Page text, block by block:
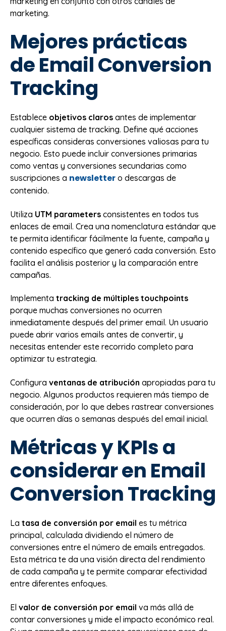
marketing.
Mejores prácticas
de Email Conversion
Tracking
Establece objetivos claros antes de implementar
cualquier sistema de tracking. Define qué acciones
específicas consideras conversiones valiosas para tu
negocio. Esto puede incluir conversiones primarias
como ventas y conversiones secundarias como
suscripciones a newsletter o descargas de
contenido.
Utiliza UTM parameters consistentes en todos tus
enlaces de email. Crea una nomenclatura estándar que
te permita identificar fácilmente la fuente, campaña y
contenido específico que generó cada conversión. Esto
facilita el análisis posterior y la comparación entre
campañas.
Implementa tracking de múltiples touchpoints
porque muchas conversiones no ocurren
inmediatamente después del primer email. Un usuario
puede abrir varios emails antes de convertir, y
necesitas entender este recorrido completo para
optimizar tu estrategia.
Configura ventanas de atribución apropiadas para tu
negocio. Algunos productos requieren más tiempo de
consideración, por lo que debes rastrear conversiones
que ocurren días o semanas después del email inicial.
Métricas y KPIs a
considerar en Email
Conversion Tracking
La tasa de conversión por email es tu métrica
principal, calculada dividiendo el número de
conversiones entre el número de emails entregados.
Esta métrica te da una visión directa del rendimiento
de cada campaña y te permite comparar efectividad
entre diferentes enfoques.
El valor de conversión por email va más allá de
contar conversiones y mide el impacto económico real.